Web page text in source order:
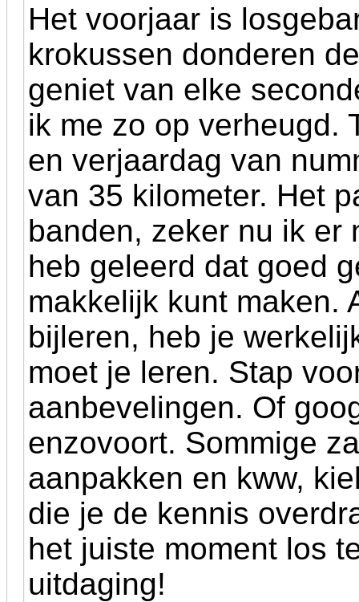
Het voorjaar is
krokussen donderen
geniet van elke
ik me zo op verheugd.
en verjaardag van
van 35 kilometer. Het
banden, zeker nu ik er
heb geleerd dat goed
makkelijk kunt maken.
bijleren, heb je
moet je leren. Stap
aanbevelingen. Of
enzovoort. Sommige
aanpakken en kww,
die je de kennis
het juiste moment los
uitdaging!